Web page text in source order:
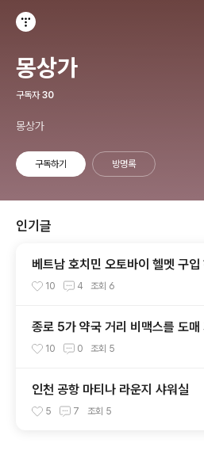
몽상가
구독자 30
몽상가
구독하기 방명록
인기글
베트남 호치민 오토바이 헬멧 구입
10 4 조회 6
종로 5가 약국 거리 비맥스를 도매
약을 살수 있는 곳
10 0 조회 5
인천 공항 마티나 라운지 샤워실
5 7 조회 5